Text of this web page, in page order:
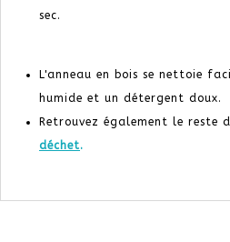
sec.
L'anneau en bois se nettoie
humide et un détergent doux.
Retrouvez également le reste
déchet.